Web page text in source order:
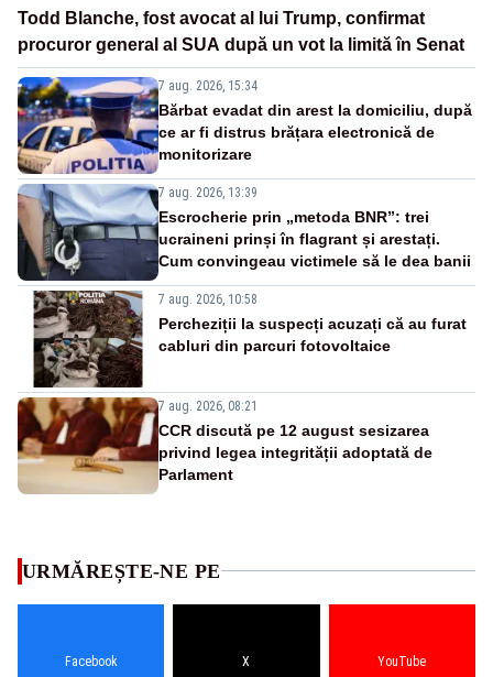
Todd Blanche, fost avocat al lui Trump, confirmat
procuror general al SUA după un vot la limită în Senat
7 aug. 2026, 15:34
Bărbat evadat din arest la domiciliu, după
ce ar fi distrus brățara electronică de
monitorizare
7 aug. 2026, 13:39
Escrocherie prin „metoda BNR”: trei
ucraineni prinși în flagrant și arestați.
Cum convingeau victimele să le dea banii
7 aug. 2026, 10:58
Percheziții la suspecți acuzați că au furat
cabluri din parcuri fotovoltaice
7 aug. 2026, 08:21
CCR discută pe 12 august sesizarea
privind legea integrității adoptată de
Parlament
URMĂREȘTE-NE PE
Facebook X YouTube